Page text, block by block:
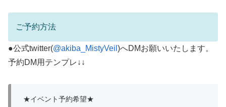
ご予約方法
●公式twitter(@akiba_MistyVeil )へDMお願いいたします。
予約DM用テンプレ↓↓
★イベント予約希望★